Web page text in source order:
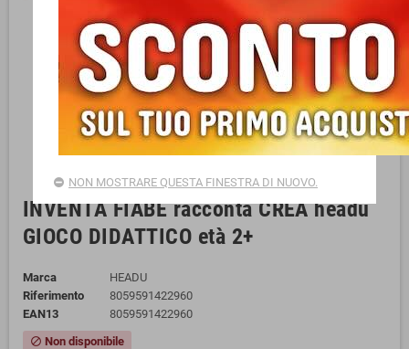
INVENTA FIABE racconta CREA headu
GIOCO DIDATTICO età 2+
Marca
HEADU
Riferimento
8059591422960
EAN13
8059591422960
block Non disponibile
NON MOSTRARE QUESTA FINESTRA DI NUOVO.